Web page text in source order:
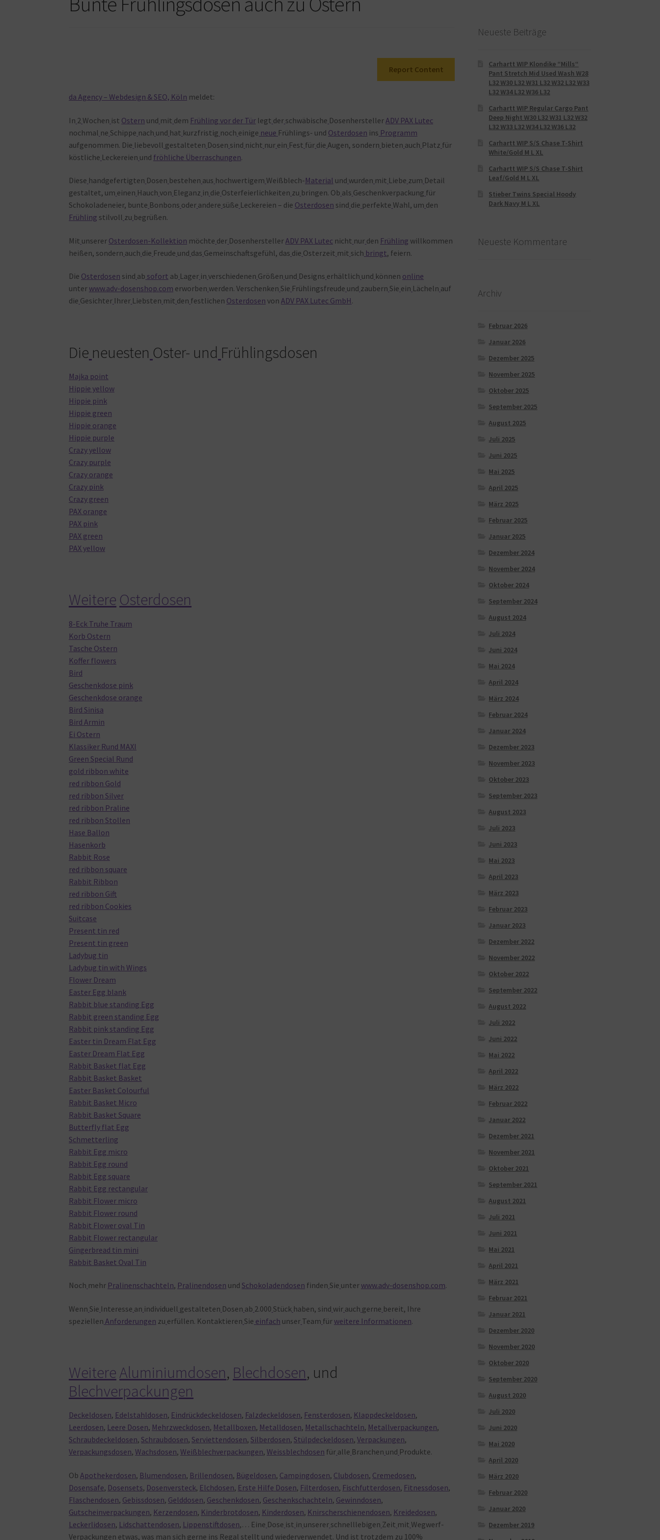
Report Content
da Agency – Webdesign & SEO, Köln meldet:
In 2 Wochen ist Ostern und mit dem Frühling vor der Tür legt der schwäbische DosenherstellerADV PAX Lutec
nochmal ne Schippe nach und hat kurzfristig noch einige neue Frühlings- und Osterdosen ins Programm
aufgenommen. Die liebevoll gestalteten Dosen sind nicht nur ein Fest für die Augen, sondern bieten auch Platz für
köstliche Leckereien und fröhliche Überraschungen.
Diese handgefertigten Dosen bestehen aus hochwertigem Weißblech-Material und wurden mit Liebe zum Detail
gestaltet, um einen Hauch von Eleganz in die Osterfeierlichkeiten zu bringen. Ob als Geschenkverpackung für
Schokoladeneier, bunte Bonbons oder andere süße Leckereien – die Osterdosen sind die perfekte Wahl, um den
Frühling stilvoll zu begrüßen.
Mit unserer Osterdosen-Kollektion möchte der DosenherstellerADV PAX Lutec nicht nur den Frühling willkommen
heißen, sondern auch die Freude und das Gemeinschaftsgefühl, das die Osterzeit mit sich bringt, feiern.
Die Osterdosen sind ab sofort ab Lager in verschiedenen Größen und Designs erhältlich und können online
unterwww.adv-dosenshop.com erworben werden. Verschenken Sie Frühlingsfreude und zaubern Sie ein Lächeln auf
die Gesichter Ihrer Liebsten mit den festlichen Osterdosen vonADV PAX Lutec GmbH.
Die neuesten Oster- und Frühlingsdosen
Majka point
Hippie yellow
Hippie pink
Hippie green
Hippie orange
Hippie purple
Crazy yellow
Crazy purple
Crazy orange
Crazy pink
Crazy green
PAX orange
PAX pink
PAX green
PAX yellow
Weitere Osterdosen
8-Eck Truhe Traum
Korb Ostern
Tasche Ostern
Koffer flowers
Bird
Geschenkdose pink
Geschenkdose orange
Bird Sinisa
Bird Armin
Ei Ostern
Klassiker Rund MAXI
Green Special Rund
gold ribbon white
red ribbon Gold
red ribbon Silver
red ribbon Praline
red ribbon Stollen
Hase Ballon
Hasenkorb
Rabbit Rose
red ribbon square
Rabbit Ribbon
red ribbon Gift
red ribbon Cookies
Suitcase
Present tin red
Present tin green
Ladybug tin
Ladybug tin with Wings
Flower Dream
Easter Egg blank
Rabbit blue standing Egg
Rabbit green standing Egg
Rabbit pink standing Egg
Easter tin Dream Flat Egg
Easter Dream Flat Egg
Rabbit Basket flat Egg
Rabbit Basket Basket
Easter Basket Colourful
Rabbit Basket Micro
Rabbit Basket Square
Butterfly flat Egg
Schmetterling
Rabbit Egg micro
Rabbit Egg round
Rabbit Egg square
Rabbit Egg rectangular
Rabbit Flower micro
Rabbit Flower round
Rabbit Flower oval Tin
Rabbit Flower rectangular
Gingerbread tin mini
Rabbit Basket Oval Tin
Noch mehr Pralinenschachteln, Pralinendosen undSchokoladendosen finden Sie unterwww.adv-dosenshop.com.
Wenn Sie Interesse an individuell gestalteten Dosen ab 2.000 Stück haben, sind wir auch gerne bereit, Ihre
speziellen Anforderungen zu erfüllen. Kontaktieren Sie einfach unser Team fürweitere Informationen.
WeitereAluminiumdosen, Blechdosen, und
Blechverpackungen
Deckeldosen, Edelstahldosen, Eindrückdeckeldosen, Falzdeckeldosen, Fensterdosen, Klappdeckeldosen,
Leerdosen, Leere Dosen, Mehrzweckdosen, Metallboxen, Metalldosen, Metallschachteln, Metallverpackungen,
Schraubdeckeldosen,Schraubdosen,Serviettendosen,Silberdosen,Stülpdeckeldosen,Verpackungen,
Verpackungsdosen,Wachsdosen,Weißblechverpackungen,Weissblechdosen für alle Branchen und Produkte.
ObApothekerdosen, Blumendosen, Brillendosen, Bügeldosen, Campingdosen, Clubdosen, Cremedosen,
Dosensafe, Dosensets, Dosenversteck, Elchdosen, Erste Hilfe Dosen, Filterdosen, Fischfutterdosen, Fitnessdosen,
Flaschendosen, Gebissdosen, Gelddosen, Geschenkdosen, Geschenkschachteln, Gewinndosen,
Gutscheinverpackungen, Kerzendosen, Kinderbrotdosen, Kinderdosen, Knirscherschienendosen, Kreidedosen,
Leckerlidosen, Lidschattendosen, Lippenstiftdosen,… Eine Dose ist in unserer schnelllebigen Zeit mit Wegwerf-
Verpackungen etwas, was man sich gerne ins Regal stellt und wiederverwendet. Und ist trotzdem zu 100%
Neueste Beiträge
Carhartt WIP Klondike “Mills“
Pant Stretch Mid Used Wash W28
L32 W30 L32 W31 L32 W32 L32 W33
L32 W34 L32 W36 L32
Carhartt WIP Regular Cargo Pant
Deep Night W30 L32 W31 L32 W32
L32 W33 L32 W34 L32 W36 L32
Carhartt WIP S/S Chase T-Shirt
White/Gold M L XL
Carhartt WIP S/S Chase T-Shirt
Leaf/Gold M L XL
Stieber Twins Special Hoody
Dark Navy M L XL
Neueste Kommentare
Archiv
Februar 2026
Januar 2026
Dezember 2025
November 2025
Oktober 2025
September 2025
August 2025
Juli 2025
Juni 2025
Mai 2025
April 2025
März 2025
Februar 2025
Januar 2025
Dezember 2024
November 2024
Oktober 2024
September 2024
August 2024
Juli 2024
Juni 2024
Mai 2024
April 2024
März 2024
Februar 2024
Januar 2024
Dezember 2023
November 2023
Oktober 2023
September 2023
August 2023
Juli 2023
Juni 2023
Mai 2023
April 2023
März 2023
Februar 2023
Januar 2023
Dezember 2022
November 2022
Oktober 2022
September 2022
August 2022
Juli 2022
Juni 2022
Mai 2022
April 2022
März 2022
Februar 2022
Januar 2022
Dezember 2021
November 2021
Oktober 2021
September 2021
August 2021
Juli 2021
Juni 2021
Mai 2021
April 2021
März 2021
Februar 2021
Januar 2021
Dezember 2020
November 2020
Oktober 2020
September 2020
August 2020
Juli 2020
Juni 2020
Mai 2020
April 2020
März 2020
Februar 2020
Januar 2020
Dezember 2019